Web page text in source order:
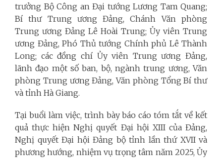
trưởng Bộ Công an Đại tướng Lương Tam Quang;
Bí thư Trung ương Đảng, Chánh Văn phòng
Trung ương Đảng Lê Hoài Trung; Ủy viên Trung
ương Đảng, Phó Thủ tướng Chính phủ Lê Thành
Long; các đồng chí Ủy viên Trung ương Đảng,
lãnh đạo một số ban, bộ, ngành trung ương, Văn
phòng Trung ương Đảng, Văn phòng Tổng Bí thư
và tỉnh Hà Giang.
Tại buổi làm việc, trình bày báo cáo tóm tắt về kết
quả thực hiện Nghị quyết Đại hội XIII của Đảng,
Nghị quyết Đại hội Đảng bộ tỉnh lần thứ XVII và
phương hướng, nhiệm vụ trọng tâm năm 2025, Ủy